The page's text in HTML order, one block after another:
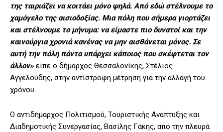
της ταιριάζει να κοιτάει μόνο ψηλά. Από εδώ στέλνουμε το
χαμόγελο της αισιοδοξίας. Μια πόλη που σήμερα γιορτάζει
και στέλνουμε το μήνυμα: να είμαστε πιο δυνατοί και την
καινούργια χρονιά κανένας να μην αισθάνεται μόνος. Σε
αυτή την πόλη πάντα υπάρχει κάποιος που σκέφτεται τον
άλλον» είπε ο δήμαρχος Θεσσαλονίκης, Στέλιος
Αγγελούδης, στην αντίστροφη μέτρηση για την αλλαγή του
χρόνου.
Ο αντιδήμαρχος Πολιτισμού, Τουριστικής Ανάπτυξης και
Διαδημοτικής Συνεργασίας, Βασίλης Γάκης, από την πλευρά